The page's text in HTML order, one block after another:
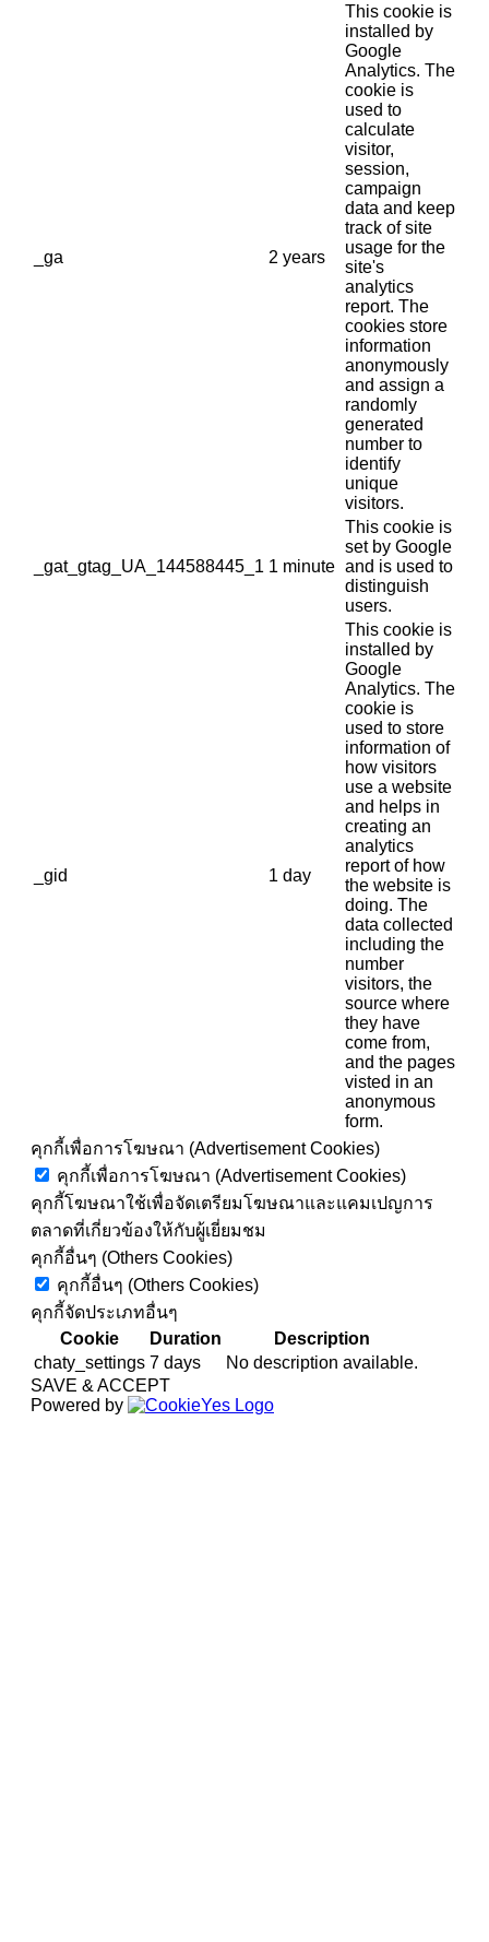
_ga 2 years
This cookie is
installed by
Google
Analytics. The
cookie is
used to
calculate
visitor,
session,
campaign
data and keep
track of site
usage for the
site's
analytics
report. The
cookies store
information
anonymously
and assign a
randomly
generated
number to
identify
unique
visitors.
_gat_gtag_UA_144588445_1 1 minute
This cookie is
set by Google
and is used to
distinguish
users.
_gid 1 day
This cookie is
installed by
Google
Analytics. The
cookie is
used to store
information of
how visitors
use a website
and helps in
creating an
analytics
report of how
the website is
doing. The
data collected
including the
number
visitors, the
source where
they have
come from,
and the pages
visted in an
anonymous
form.
คุกกี้เพื่อการโฆษณา (Advertisement Cookies)
คุกกี้เพื่อการโฆษณา (Advertisement Cookies)
คุกกี้โฆษณาใช้เพื่อจัดเตรียมโฆษณาและแคมเปญการ
ตลาดที่เกี่ยวข้องให้กับผู้เยี่ยมชม
คุกกี้อื่นๆ (Others Cookies)
คุกกี้อื่นๆ (Others Cookies)
คุกกี้จัดประเภทอื่นๆ
Cookie
Duration
Description
chaty_settings 7 days
No description available.
SAVE & ACCEPT
Powered by